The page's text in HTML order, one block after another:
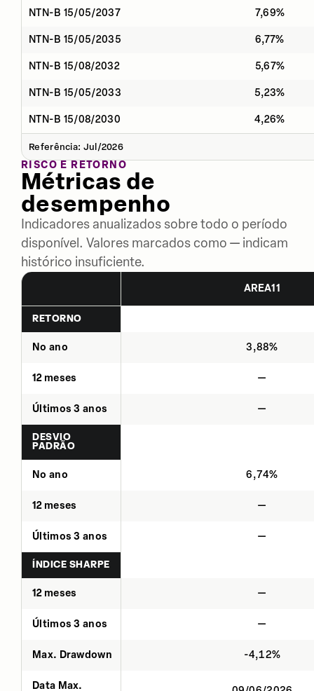
NTN-B 15/05/2037 7,69%
NTN-B 15/05/2035 6,77%
NTN-B 15/08/2032 5,67%
NTN-B 15/05/2033 5,23%
NTN-B 15/08/2030 4,26%
Referência: Jul/2026
RISCO E RETORNO
Métricas de
desempenho
Indicadores anualizados sobre todo o período
disponível. Valores marcados como — indicam
histórico insuficiente.
AREA11
RETORNO
No ano 3,88%
12 meses —
Últimos 3 anos —
DESVIO
PADRÃO
No ano 6,74%
12 meses —
Últimos 3 anos —
ÍNDICE SHARPE
12 meses —
Últimos 3 anos —
Max. Drawdown -4,12%
Data Max.